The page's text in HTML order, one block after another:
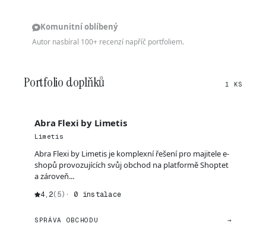
Komunitní oblíbený
Autor nasbíral 100+ recenzí napříč portfoliem.
Portfolio doplňků 1 KS
Abra Flexi by Limetis
Limetis
Abra Flexi by Limetis je komplexní řešení pro majitele e-
shopů provozujících svůj obchod na platformě Shoptet
a zároveň...
4,2(5) · 0 instalace
SPRÁVA OBCHODU →